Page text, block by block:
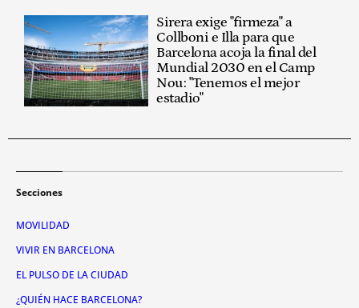
Sirera exige "firmeza" a
Collboni e Illa para que
Barcelona acoja la final del
Mundial 2030 en el Camp
Nou: "Tenemos el mejor
estadio"
Secciones
MOVILIDAD
VIVIR EN BARCELONA
EL PULSO DE LA CIUDAD
¿QUIÉN HACE BARCELONA?